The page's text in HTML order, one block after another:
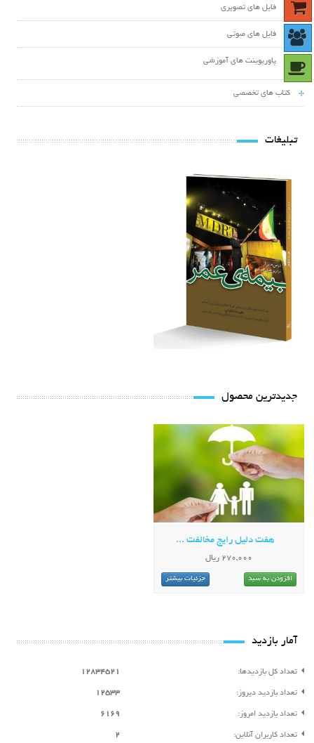
فایل های تصویری
فایل های صوتی
پاورپوینت های آموزشی
کتاب های تخصصی
تبلیغات
جدیدترین محصول
هفت دلیل رایج مخالفت ...
270,000 ریال
افزودن به سبد جزئیات بیشتر
آمار بازدید
تعداد کل بازدیدها: 12834521
تعداد بازدید دیروز: 12533
تعداد بازدید امروز: 6169
تعداد کاربران آنلاین: 2